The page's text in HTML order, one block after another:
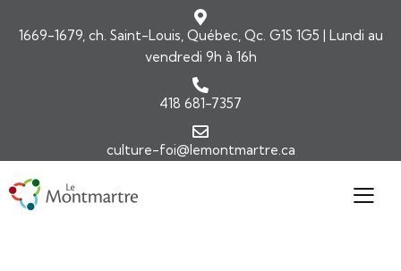
1669-1679, ch. Saint-Louis, Québec, Qc. G1S 1G5 | Lundi au
vendredi 9h à 16h
418 681-7357
culture-foi@lemontmartre.ca